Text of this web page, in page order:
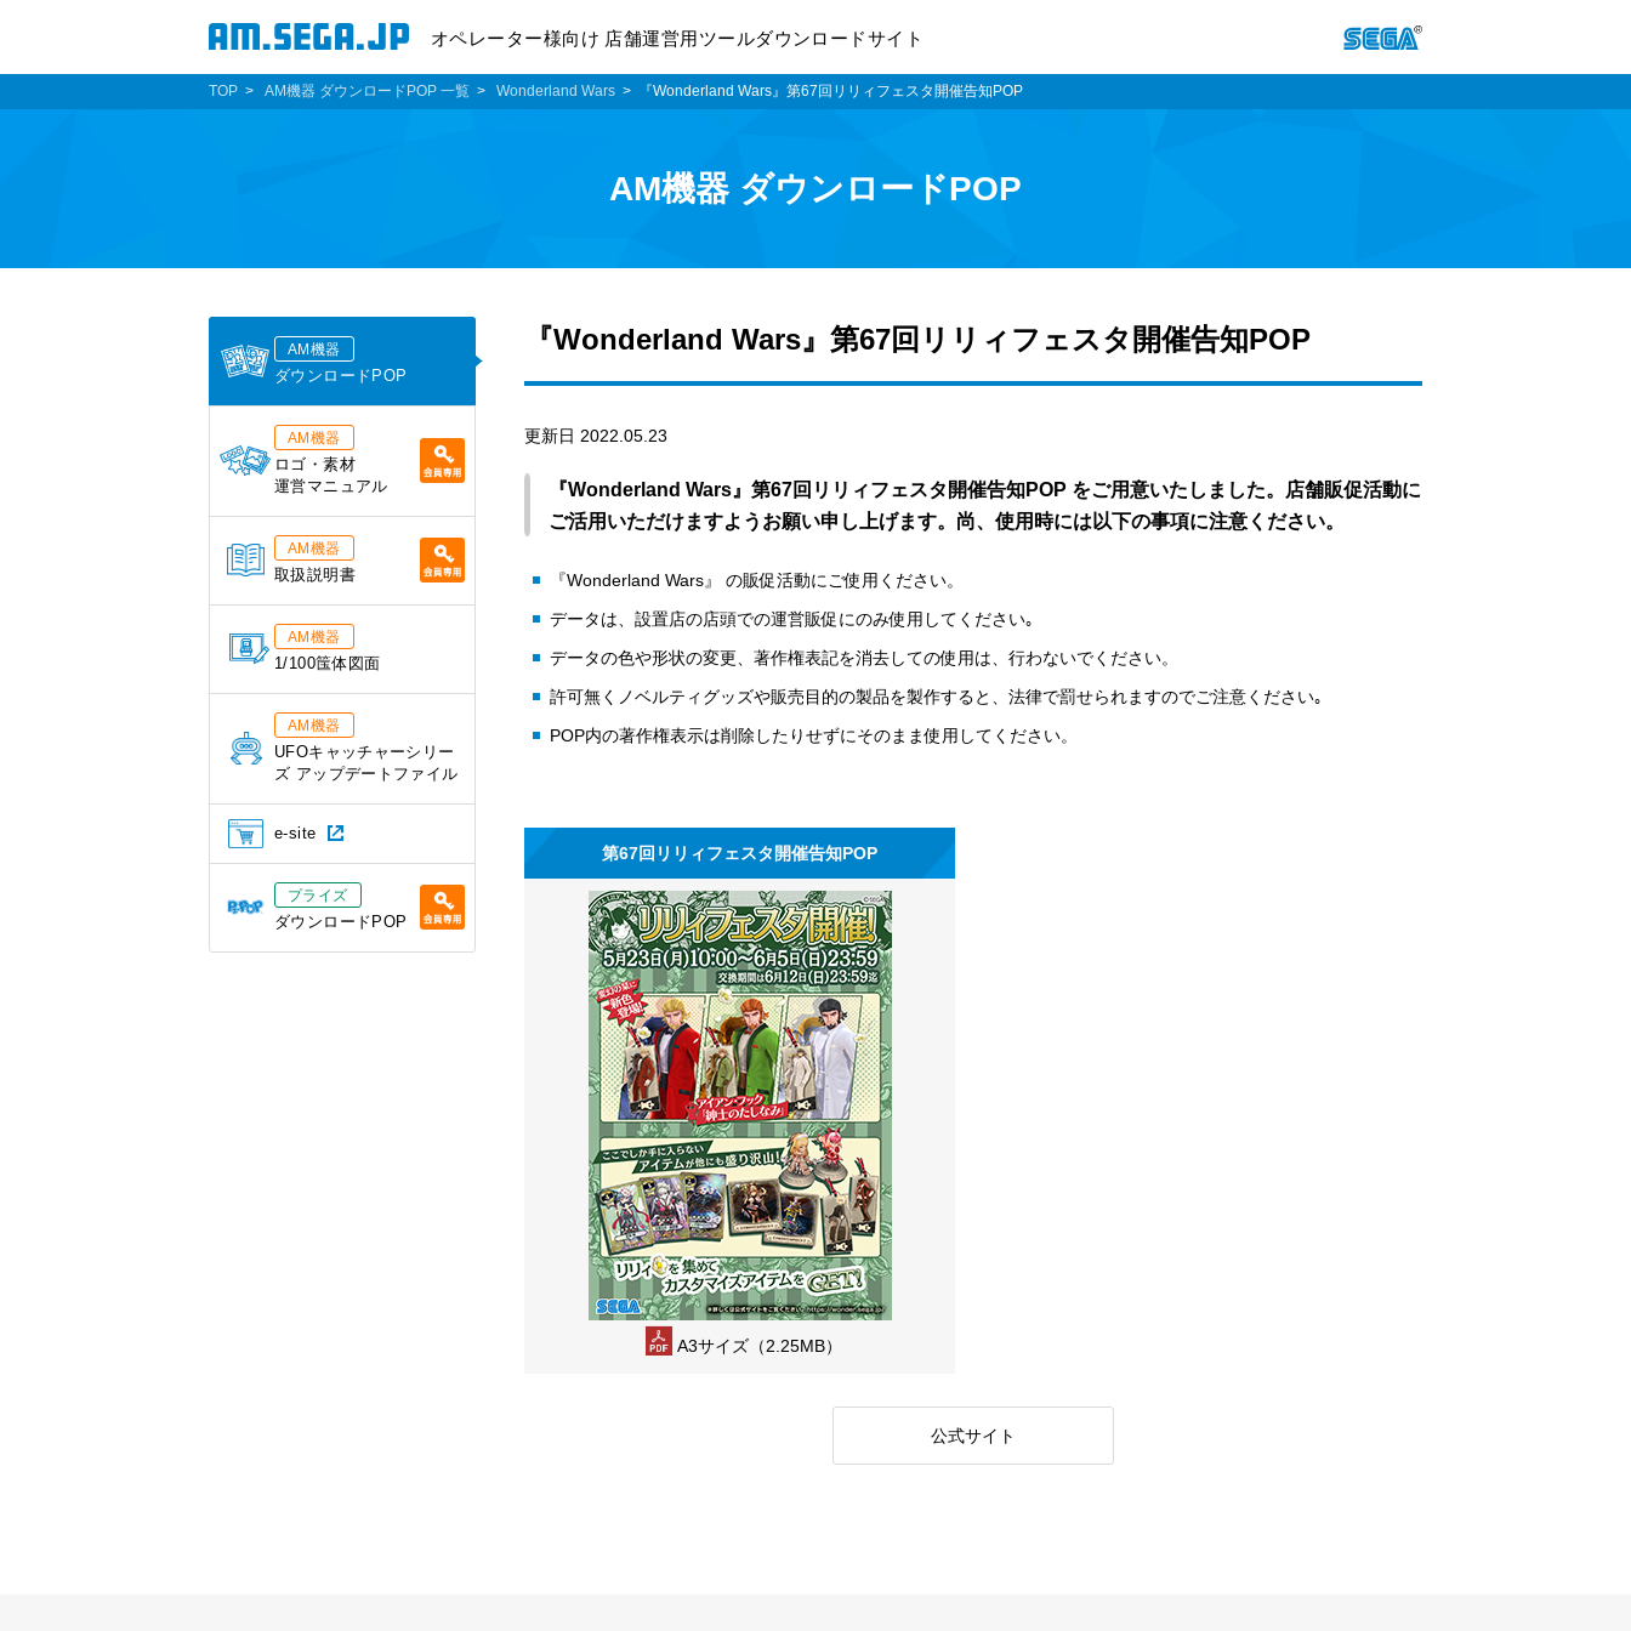
オペレーター様向け 店舗運営用ツールダウンロードサイト
TOP AM機器 ダウンロードPOP 一覧 Wonderland Wars 『Wonderland Wars』第67回リリィフェスタ開催告知POP
AM機器 ダウンロードPOP
『Wonderland Wars』第67回リリィフェスタ開催告知POP
更新日 2022.05.23
『Wonderland Wars』第67回リリィフェスタ開催告知POP をご用意いたしました。店舗販促活動に
ご活用いただけますようお願い申し上げます。尚、使用時には以下の事項に注意ください。
『Wonderland Wars』 の販促活動にご使用ください。
データは、設置店の店頭での運営販促にのみ使用してください｡
データの色や形状の変更、著作権表記を消去しての使用は、行わないでください。
許可無くノベルティグッズや販売目的の製品を製作すると、法律で罰せられますのでご注意ください｡
POP内の著作権表示は削除したりせずにそのまま使用してください。
第67回リリィフェスタ開催告知POP
A3サイズ（2.25MB）
公式サイト
AM機器
ダウンロードPOP
AM機器
ロゴ・素材
運営マニュアル
AM機器
取扱説明書
AM機器
1/100筺体図面
AM機器
UFOキャッチャーシリー
ズ アップデートファイル
e-site
プライズ
ダウンロードPOP